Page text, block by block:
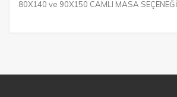
80X140 ve 90X150 CAMLI MASA SEÇENEĞİ